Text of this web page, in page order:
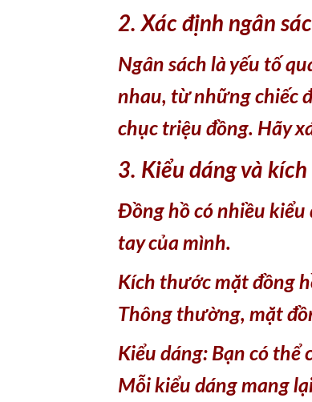
2. Xác định ngân
Ngân sách là yếu tố
nhau, từ những chiếc
chục triệu đồng. Hãy
3. Kiểu dáng và
Đồng hồ có nhiều kiểu
tay của mình.
Kích thước mặt đồng
Thông thường, mặt
Kiểu dáng: Bạn có thể
Mỗi kiểu dáng mang